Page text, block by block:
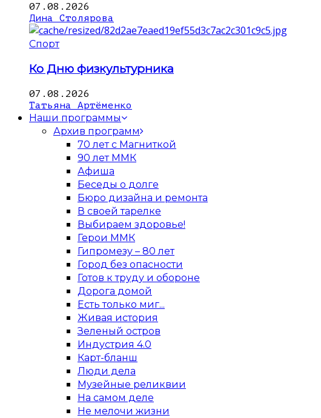
07.08.2026
Дина Столярова
Спорт
Ко Дню физкультурника
07.08.2026
Татьяна Артёменко
Наши программы
Архив программ
70 лет с Магниткой
90 лет ММК
Афиша
Беседы о долге
Бюро дизайна и ремонта
В своей тарелке
Выбираем здоровье!
Герои ММК
Гипромезу – 80 лет
Город без опасности
Готов к труду и обороне
Дорога домой
Есть только миг...
Живая история
Зеленый остров
Индустрия 4.0
Карт-бланш
Люди дела
Музейные реликвии
На самом деле
Не мелочи жизни